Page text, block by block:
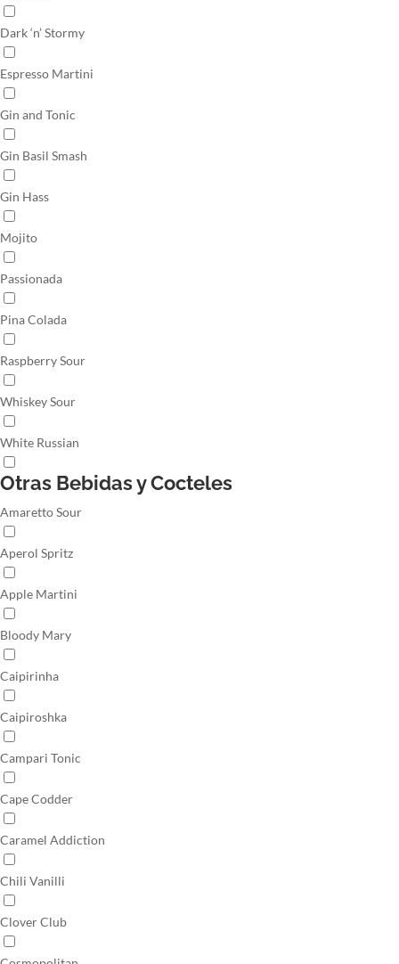
Dark ‘n’ Stormy
Espresso Martini
Gin and Tonic
Gin Basil Smash
Gin Hass
Mojito
Passionada
Pina Colada
Raspberry Sour
Whiskey Sour
White Russian
Otras Bebidas y Cocteles
Amaretto Sour
Aperol Spritz
Apple Martini
Bloody Mary
Caipirinha
Caipiroshka
Campari Tonic
Cape Codder
Caramel Addiction
Chili Vanilli
Clover Club